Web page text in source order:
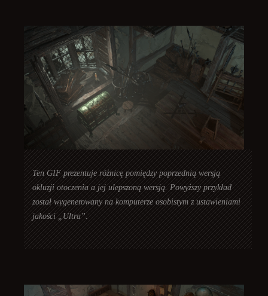
Ten GIF prezentuje różnicę pomiędzy poprzednią wersją
okluzji otoczenia a jej ulepszoną wersją. Powyższy przykład
został wygenerowany na komputerze osobistym z ustawieniami
jakości „Ultra”.